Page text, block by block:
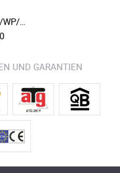
…
UND GARANTIEN